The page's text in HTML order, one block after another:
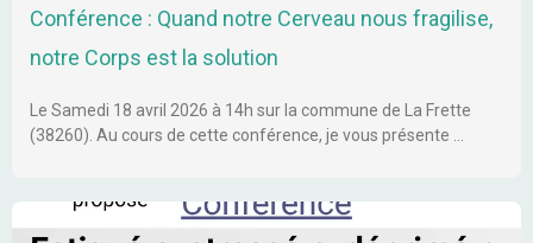
Conférence : Quand notre Cerveau nous fragilise,
notre Corps est la solution
Le Samedi 18 avril 2026 à 14h sur la commune de La Frette
(38260). Au cours de cette conférence, je vous présente …